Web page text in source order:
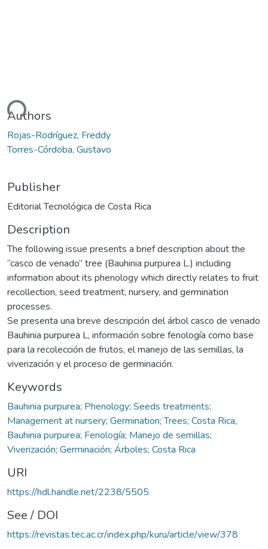
Authors
Rojas-Rodríguez, Freddy
Torres-Córdoba, Gustavo
Publisher
Editorial Tecnológica de Costa Rica
Description
The following issue presents a brief description about the
“casco de venado” tree (Bauhinia purpurea L.) including
information about its phenology which directly relates to fruit
recollection, seed treatment, nursery, and germination
processes.
Se presenta una breve descripción del árbol casco de venado
Bauhinia purpurea L, información sobre fenología como base
para la recolección de frutos, el manejo de las semillas, la
viverización y el proceso de germinación.
Keywords
Bauhinia purpurea; Phenology; Seeds treatments;
Management at nursery; Germination; Trees; Costa Rica,
Bauhinia purpurea; Fenología; Manejo de semillas;
Viverización; Germinación; Árboles; Costa Rica
URI
https://hdl.handle.net/2238/5505
See / DOI
https://revistas.tec.ac.cr/index.php/kuru/article/view/378